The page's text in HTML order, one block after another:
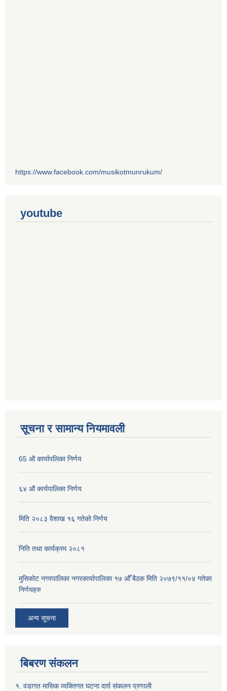
https://www.facebook.com/musikotmunrukum/
youtube
सूचना र सामान्य नियमावली
65 औ कार्यापलिका निर्णय
६४ औ कार्यपालिका निर्णय
मिति २०८३ वैशाख १६ गतेको निर्णय
निति तथा कार्यक्रम २०८१
मुसिकोट नगरपालिका नगरकार्यापालिका १७ औँ बैठक मिति २०७९/११/०४ गतेका
निर्णयहरु
अन्य सूचना
बिबरण संकलन
१. वडागत मासिक व्यक्तिगत घटना दर्ता संकलन प्रणाली